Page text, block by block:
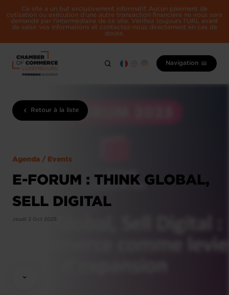
Ce site a un but exclusivement informatif. Aucun paiement de
cotisation ou exécution d'une autre transaction financière ne vous sera
demandé par l'intermédiaire de ce site. Vérifiez toujours l'URL avant
de saisir vos informations et contactez-nous directement en cas de
doute.
Navigation
Retour à la liste
Agenda / Events
E-FORUM : THINK GLOBAL,
SELL DIGITAL
Jeudi 2 Oct 2025